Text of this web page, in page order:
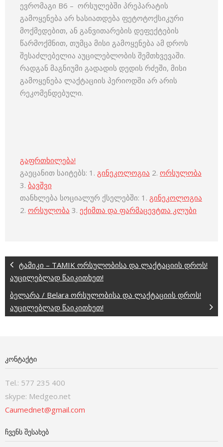
ევრომაგი B6 – ორსულებში პრეპარატის
გამოყენება არ ხასიათდება ფეტოტოქსიკური
მოქმედებით, ან განვითარების დეფექტების
წარმოქმნით, თუმცა მისი გამოყენება ამ დროს
შესაძლებელია აუცილებლობის შემთხვევაში.
რადგან მაგნიუმი გადადის დედის რძეში, მისი
გამოყენება ლაქტაციის პერიოდში არ არის
რეკომენდებული.
გაფრთხილება!
გაეცანით საიტებს: 1. გინეკოლოგია 2. ორსულობა
3. ბავშვი
თანხლება სოციალურ ქსელებში: 1. გინეკოლოგია
2. ორსულობა 3. ექიმთა და ფარმაცევტთა კლუბი
ტამიკი – TAMIK ორსულობისა და ლაქტაციის დროს!
აუცილებლად წაიკითხეთ!
ბელარა / Belara ორსულობისა და ლაქტაციის დროს!
აუცილებლად წაიკითხეთ!
ᲙᲝᲜᲢᲐᲥᲢᲘ
Tel.: 577 235 400
skype: Medgeo.net
Caumednet@gmail.com
ᲩᲕᲔᲜᲡ ᲨᲔᲡᲐᲮᲔᲑ